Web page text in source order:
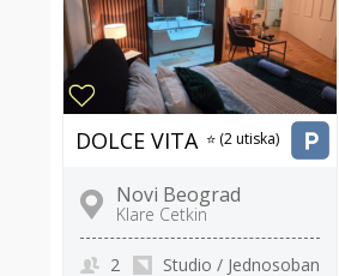
DOLCE VITA ⭐ (2 utiska)
Novi Beograd
Klare Cetkin
Studio / Jednosoban
2